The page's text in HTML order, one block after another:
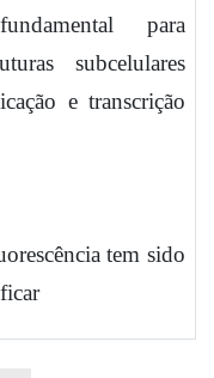
para
subcelulares
e transcrição
tem sido